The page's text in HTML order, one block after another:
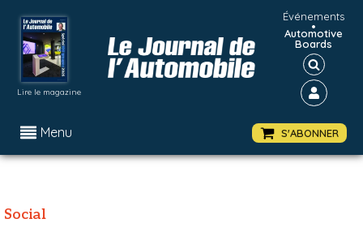
Lire le magazine
Événements
•
Automotive
Boards
Menu S'ABONNER
Social